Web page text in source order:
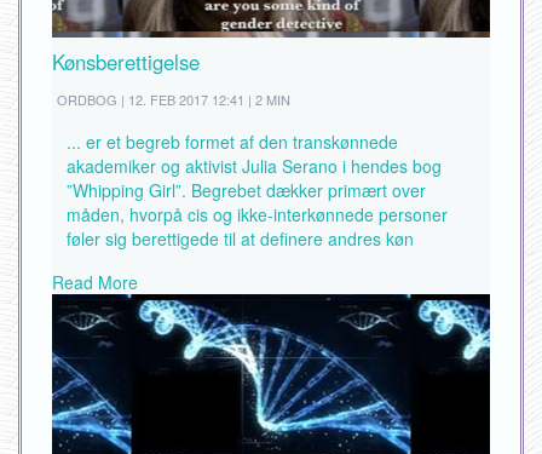
Kønsberettigelse
ORDBOG | 12. FEB 2017 12:41 | 2 MIN
... er et begreb formet af den transkønnede
akademiker og aktivist Julia Serano i hendes bog
”Whipping Girl”. Begrebet dækker primært over
måden, hvorpå cis og ikke-interkønnede personer
føler sig berettigede til at definere andres køn
Read More